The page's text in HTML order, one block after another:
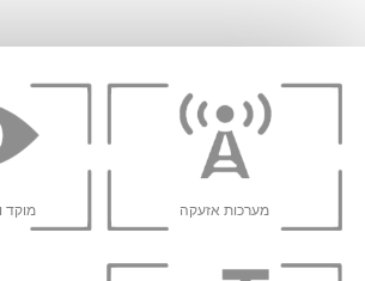
מערכות אזעקה מוקד